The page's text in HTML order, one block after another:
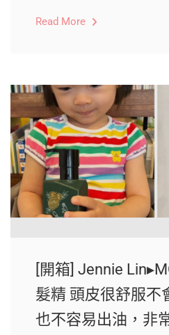
Read More
[開箱] Jennie
髮精 頭皮很舒服不
也不容易出油，非